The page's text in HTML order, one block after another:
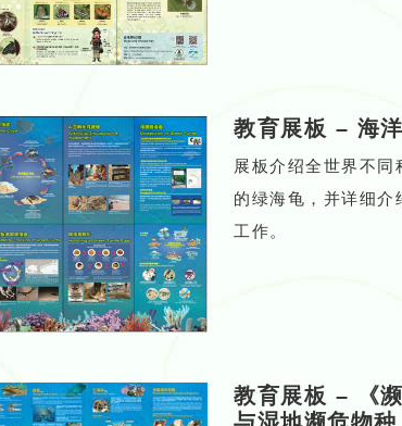
教育展板 – 海
展板介绍全世界不
的绿海龟，并详细介
工作。
教育展板 –
《